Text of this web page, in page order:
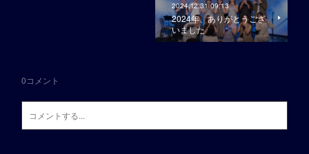
2024.12.31 09:13
2024年、ありがとうござ
いました
0コメント